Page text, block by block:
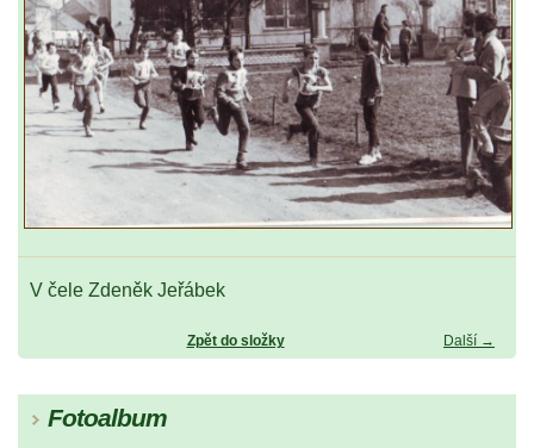
V čele Zdeněk Jeřábek
Další →
Zpět do složky
Fotoalbum